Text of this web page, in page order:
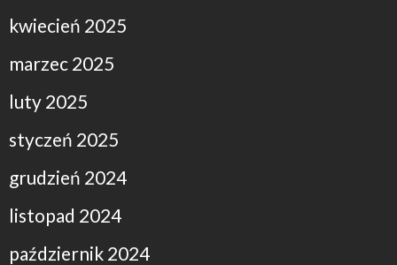
kwiecień 2025
marzec 2025
luty 2025
styczeń 2025
grudzień 2024
listopad 2024
październik 2024